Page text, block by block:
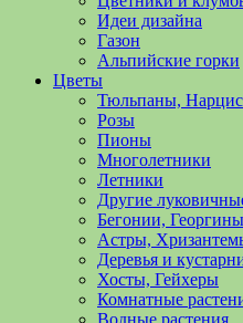
Идеи дизайна
Газон
Альпийские горки
Цветы
Тюльпаны,
Розы
Пионы
Многолетники
Летники
Другие
Бегонии, Георгины
Астры,
Деревья и
Хосты, Гейхеры
Комнатные
Водные растения